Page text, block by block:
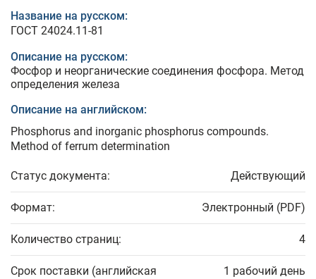
Название на русском:
ГОСТ 24024.11-81
Описание на русском:
Фосфор и неорганические соединения фосфора. Метод
определения железа
Описание на английском:
Phosphorus and inorganic phosphorus compounds.
Method of ferrum determination
Статус документа: Действующий
Формат: Электронный (PDF)
Количество страниц: 4
Срок поставки (английская
1 рабочий день